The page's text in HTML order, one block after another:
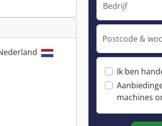
Bedrijf
Postcode &
Ik ben
machines